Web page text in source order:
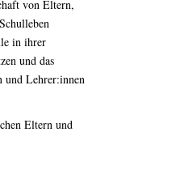
von Eltern,
in ihrer
und das
und Lehrer:innen
Eltern und